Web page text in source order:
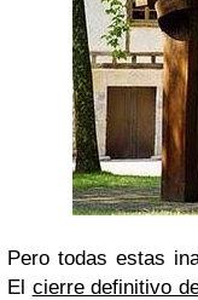
Pero todas estas
El cierre definitivo